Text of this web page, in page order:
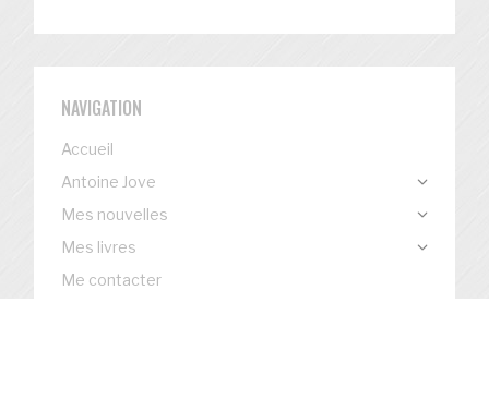
NAVIGATION
Accueil
Antoine Jove
Mes nouvelles
Mes livres
Me contacter